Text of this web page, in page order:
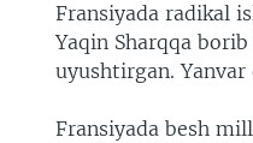
Fransiyada radikal
Yaqin Sharqqa
uyushtirgan. Yanvar
Fransiyada besh